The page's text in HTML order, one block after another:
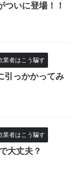
ついに登場！！
業者はこう騙す
引っかかってみ
業者はこう騙す
大丈夫？